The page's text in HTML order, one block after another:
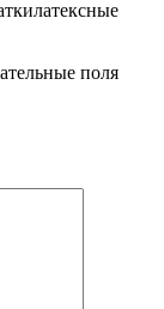
поля